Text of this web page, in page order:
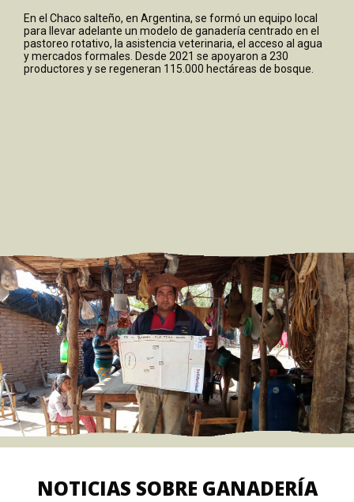
En el Chaco salteño, en Argentina, se formó un equipo local
para llevar adelante un modelo de ganadería centrado en el
pastoreo rotativo, la asistencia veterinaria, el acceso al agua
y mercados formales. Desde 2021 se apoyaron a 230
productores y se regeneran 115.000 hectáreas de bosque.
NOTICIAS SOBRE GANADERÍA